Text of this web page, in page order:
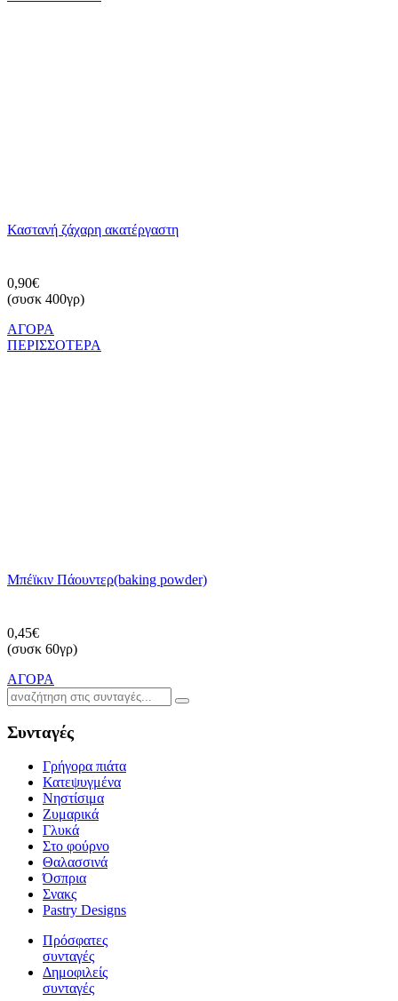
Καστανή ζάχαρη ακατέργαστη
0,90€
(συσκ 400γρ)
ΑΓΟΡΑ
ΠΕΡΙΣΣΟΤΕΡΑ
Μπέϊκιν Πάουντερ(baking powder)
0,45€
(συσκ 60γρ)
ΑΓΟΡΑ
Συνταγές
Γρήγορα πιάτα
Κατεψυγμένα
Νηστίσιμα
Ζυμαρικά
Γλυκά
Στο φούρνο
Θαλασσινά
Όσπρια
Σνακς
Pastry Designs
Πρόσφατες
συνταγές
Δημοφιλείς
συνταγές